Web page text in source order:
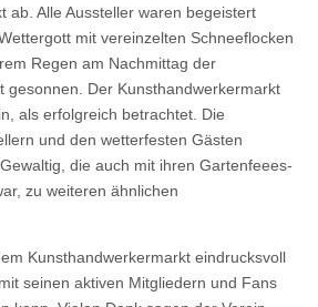
ab. Alle Aussteller waren begeistert
mit vereinzelten Schneeflocken
Regen am Nachmittag der
gesonnen. Der Kunsthandwerkermarkt
als erfolgreich betrachtet. Die
und den wetterfesten Gästen
die auch mit ihren Gartenfeees-
zu weiteren ähnlichen
Kunsthandwerkermarkt eindrucksvoll
seinen aktiven Mitgliedern und Fans